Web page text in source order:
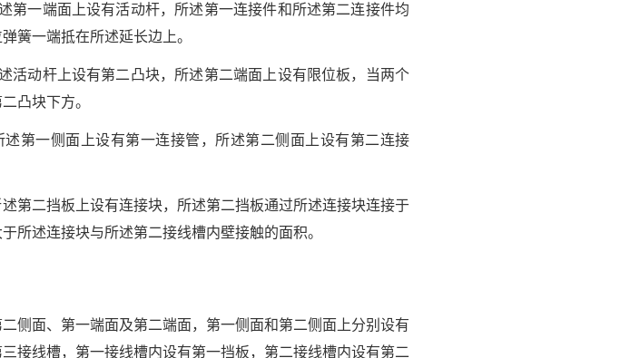
第一端面上设有活动杆，所述第一连接件和所述第二连接件均
簧一端抵在所述延长边上。
活动杆上设有第二凸块，所述第二端面上设有限位板，当两个
凸块下方。
第一侧面上设有第一连接管，所述第二侧面上设有第二连接
第二挡板上设有连接块，所述第二挡板通过所述连接块连接于
所述连接块与所述第二接线槽内壁接触的面积。
侧面、第一端面及第二端面，第一侧面和第二侧面上分别设有
接线槽，第一接线槽内设有第一挡板，第二接线槽内设有第二